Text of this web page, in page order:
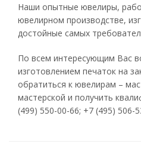
Наши опытные ювелиры,
ювелирном производстве,
достойные самых
По всем интересующим Вас
изготовлением печаток на
обратиться к ювелирам –
мастерской и получить
(499) 550-00-66; +7 (495) 506-